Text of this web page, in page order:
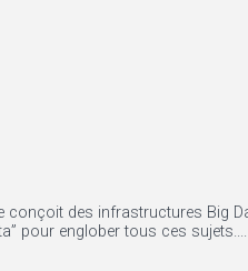
conçoit des infrastructures Big
pour englober tous ces sujets....